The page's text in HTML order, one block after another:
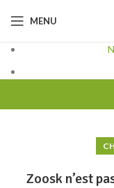
MENU
Zoosk n’est